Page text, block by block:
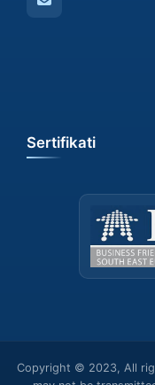
Sertifikati
Copyright © 2023, All